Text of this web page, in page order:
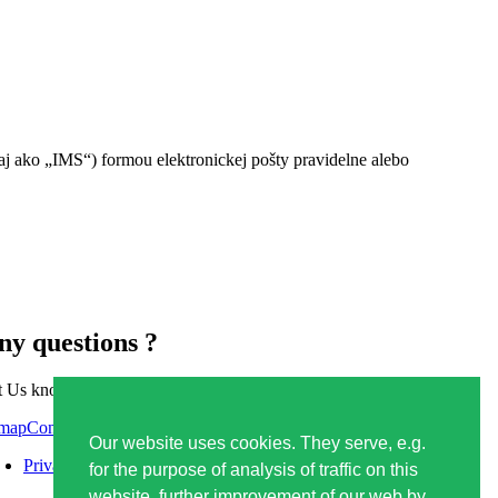
Our website uses cookies. They serve, e.g.
for the purpose of analysis of traffic on this
„IMS“) formou elektronickej pošty pravidelne alebo
questions ?
Us know or don't hesitate to visit Us
Contact form
Privacy policy